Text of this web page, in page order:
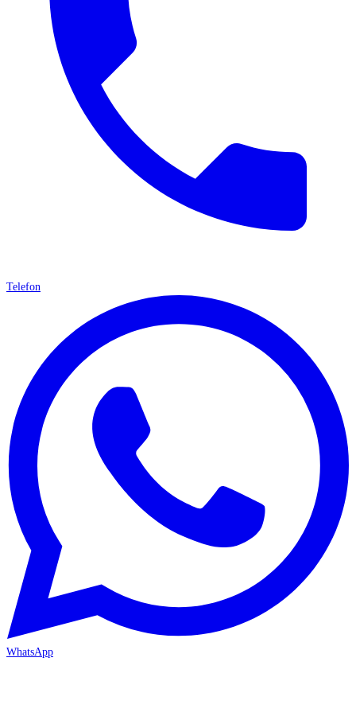
Telefon
WhatsApp